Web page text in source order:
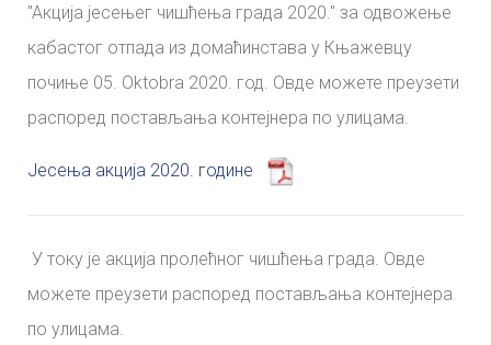
"Aкција јесењег чишћења града 2020." за одвожење
кабастог отпада из домаћинстава у Књажевцу
почиње 05. Oktobra 2020. год. Овде можете преузети
распоред постављања контејнера по улицама.
Јесења акција 2020. године
У току је акција пролећног чишћења града. Овде
можете преузети распоред постављања контејнера
по улицама.